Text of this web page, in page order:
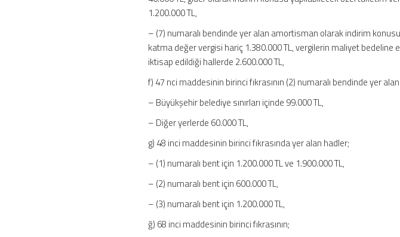
1.200.000 TL,
– (7) numaralı bendinde yer alan amortisman olarak indirim
katma değer vergisi hariç 1.380.000 TL, vergilerin maliyet
iktisap edildiği hallerde 2.600.000 TL,
f) 47 nci maddesinin birinci fıkrasının (2) numaralı bendinde yer alan
– Büyükşehir belediye sınırları içinde 99.000 TL,
– Diğer yerlerde 60.000 TL,
g) 48 inci maddesinin birinci fıkrasında yer alan hadler;
– (1) numaralı bent için 1.200.000 TL ve 1.900.000 TL,
– (2) numaralı bent için 600.000 TL,
– (3) numaralı bent için 1.200.000 TL,
ğ) 68 inci maddesinin birinci fıkrasının;